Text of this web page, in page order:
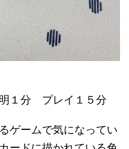
１分 プレイ１５分
ゲームで気になってい